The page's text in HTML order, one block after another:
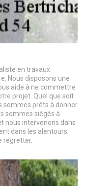
en travaux
Nous disposons une
aide à ne commettre
projet. Quel que soit
sommes prêts à donner
sommes siégés à
nous intervenons dans
dans les alentours.
regretter.